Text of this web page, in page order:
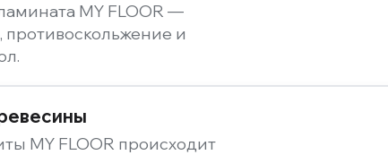
MY FLOOR —
и
MY FLOOR происходит